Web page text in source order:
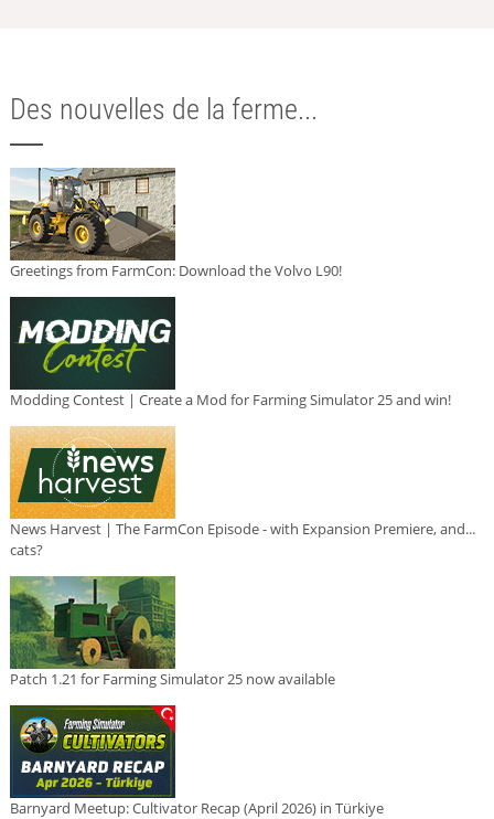
Des nouvelles de la ferme...
Greetings from FarmCon: Download the Volvo L90!
Modding Contest | Create a Mod for Farming Simulator 25 and win!
News Harvest | The FarmCon Episode - with Expansion Premiere, and...
cats?
Patch 1.21 for Farming Simulator 25 now available
Barnyard Meetup: Cultivator Recap (April 2026) in Türkiye